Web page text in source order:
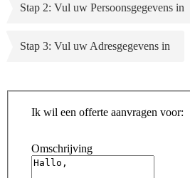
Stap 2: Vul uw Persoonsgegevens in
Stap 3: Vul uw Adresgegevens in
Ik wil een offerte aanvragen voor:
Omschrijving